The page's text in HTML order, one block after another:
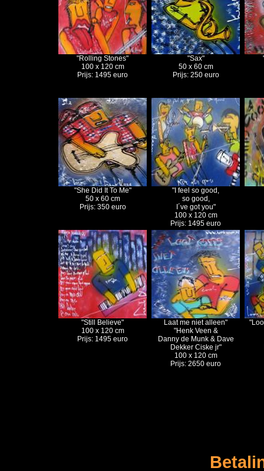
"Rolling Stones"
100 x 120 cm
Prijs: 1495 euro
"Sax"
50 x 60 cm
Prijs: 250 euro
"She Did It To Me"
50 x 60 cm
Prijs: 350 euro
"I feel so good,
so good,
I´ve got you"
100 x 120 cm
Prijs: 1495 euro
"Still Believe"
100 x 120 cm
Prijs: 1495 euro
Laat me niet alleen"
"Henk Veen &
Danny de Munk & Dave
Dekker Ciske jr"
100 x 120 cm
Prijs: 2650 euro